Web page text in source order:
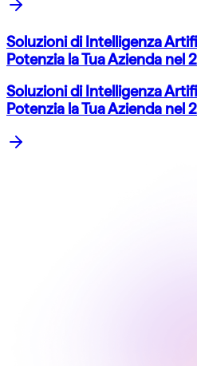
Soluzioni di Intelligenza
Potenzia la Tua Azienda nel
Soluzioni di Intelligenza
Potenzia la Tua Azienda nel